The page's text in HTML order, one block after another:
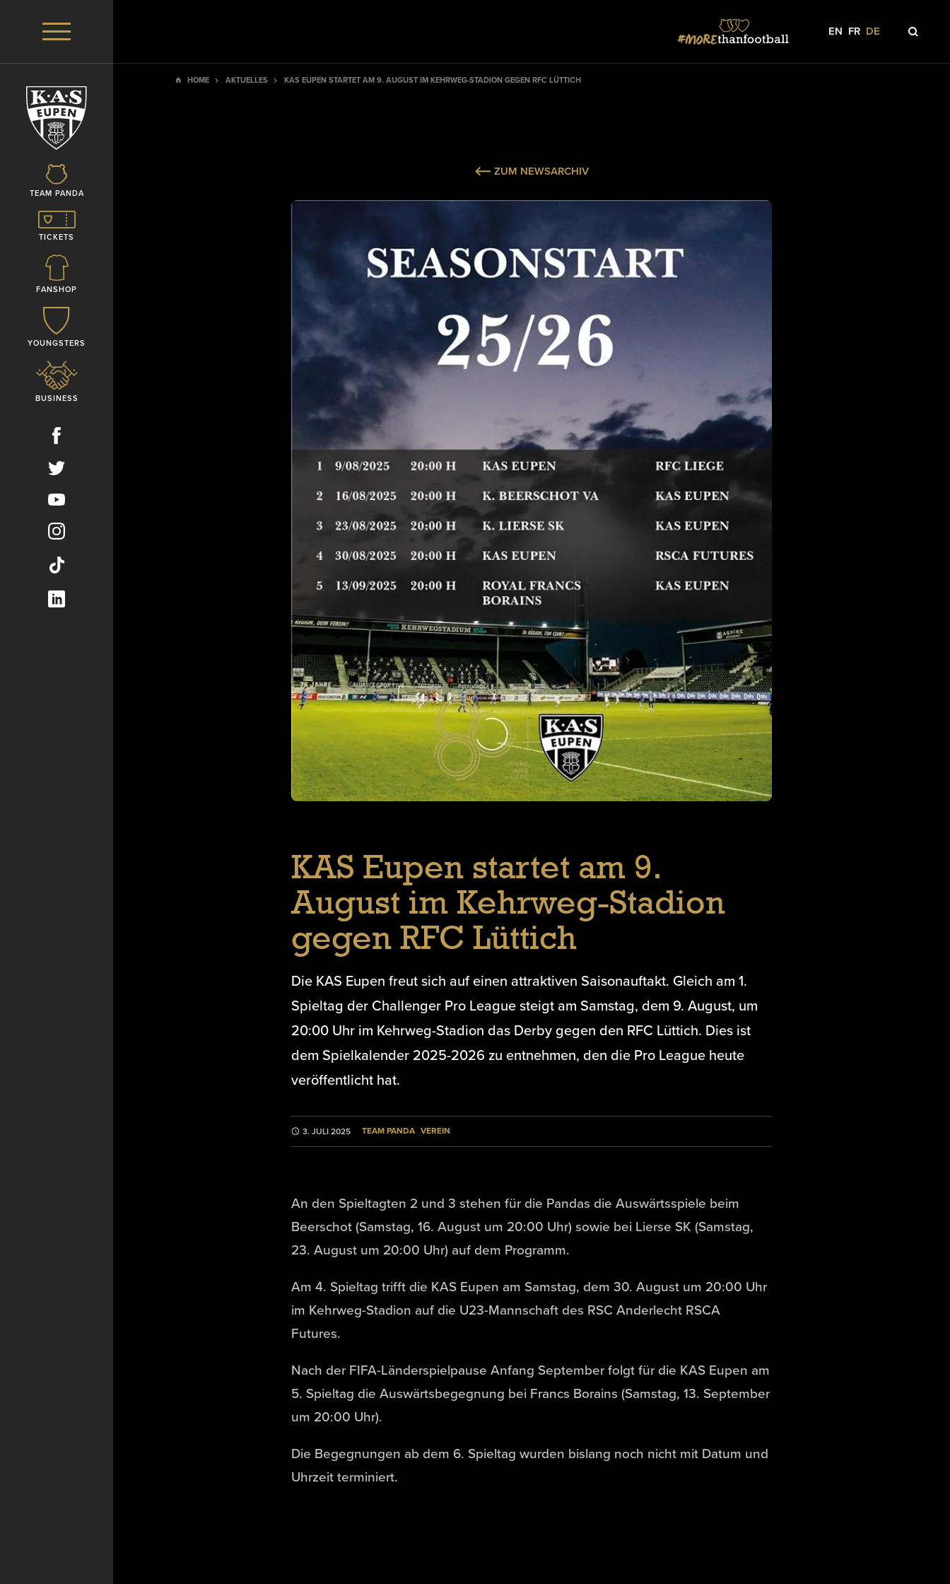
TEAM PANDA
TICKETS
FANSHOP
YOUNGSTERS
BUSINESS
EN FR DE
HOME AKTUELLES KAS EUPEN STARTET AM 9. AUGUST IM KEHRWEG-STADION GEGEN RFC LÜTTICH
ZUM NEWSARCHIV
KAS Eupen startet am 9.
August im Kehrweg-Stadion
gegen RFC Lüttich
Die KAS Eupen freut sich auf einen attraktiven Saisonauftakt. Gleich am 1.
Spieltag der Challenger Pro League steigt am Samstag, dem 9. August, um
20:00 Uhr im Kehrweg-Stadion das Derby gegen den RFC Lüttich. Dies ist
dem Spielkalender 2025-2026 zu entnehmen, den die Pro League heute
veröffentlicht hat.
3. JULI 2025 TEAM PANDA VEREIN
An den Spieltagten 2 und 3 stehen für die Pandas die Auswärtsspiele beim
Beerschot (Samstag, 16. August um 20:00 Uhr) sowie bei Lierse SK (Samstag,
23. August um 20:00 Uhr) auf dem Programm.
Am 4. Spieltag trifft die KAS Eupen am Samstag, dem 30. August um 20:00 Uhr
im Kehrweg-Stadion auf die U23-Mannschaft des RSC Anderlecht RSCA
Futures.
Nach der FIFA-Länderspielpause Anfang September folgt für die KAS Eupen am
5. Spieltag die Auswärtsbegegnung bei Francs Borains (Samstag, 13. September
um 20:00 Uhr).
Die Begegnungen ab dem 6. Spieltag wurden bislang noch nicht mit Datum und
Uhrzeit terminiert.